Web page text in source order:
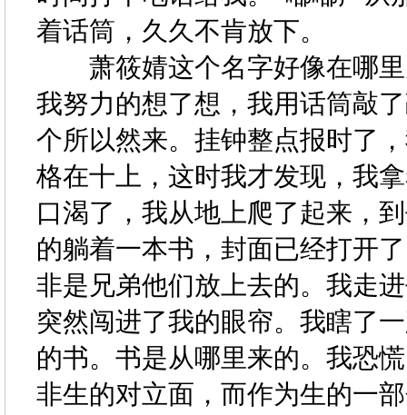
着话筒，久久不肯放下。
萧筱婧这个名字好像在哪里
我努力的想了想，我用话筒敲
个所以然来。挂钟整点报时了
格在十上，这时我才发现，我
口渴了，我从地上爬了起来，
的躺着一本书，封面已经打开
非是兄弟他们放上去的。我走
突然闯进了我的眼帘。我瞎了
的书。书是从哪里来的。我恐
非生的对立面，而作为生的一